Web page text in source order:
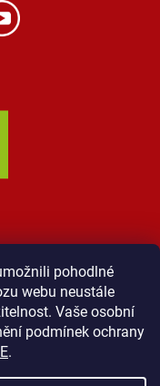
pohodlné
webu neustále
Vaše osobní
podmínek ochrany
.
podmínky
Kontakt